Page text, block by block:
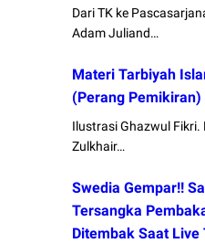
Dari TK ke
Adam Juliand…
Materi Tarbiyah
(Perang Pemikiran)
Ilustrasi Ghazwul Fikri.
Zulkhair…
Swedia Gempar!!
Tersangka
Ditembak Saat Live